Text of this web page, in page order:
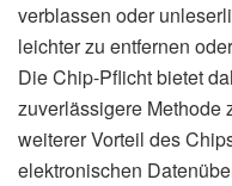
verblassen oder
leichter zu entfernen
Die Chip-Pflicht bietet
zuverlässigere Methode
weiterer Vorteil des
elektronischen